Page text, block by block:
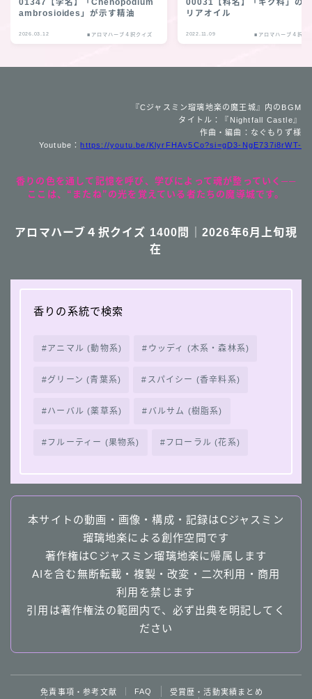
Follow Me
01347【学名】「Chenopodium
ambrosioides」が示す精油
2026.03.12 ■アロマハーブ４択クイズ
00031【科名】「キク科」の
リアオイル
2022.11.09 ■アロマハーブ４択ク
『Cジャスミン瑠璃地楽の魔王城』内のBGM
タイトル：『Nightfall Castle』
作曲・編曲：なぐもりず様
Youtube： https://youtu.be/KlyrFHAv5Co?si=gD3-NgE737i8rWT-
香りの色を通して記憶を呼び、学びによって魂が整っていく──
ここは、“またね”の光を覚えている者たちの魔導城です。
アロマハーブ４択クイズ 1400問｜2026年6月上旬現
在
香りの系統で検索
アニマル (動物系) ウッディ (木系・森林系)
グリーン (青葉系) スパイシー (香辛料系)
ハーバル (薬草系) バルサム (樹脂系)
フルーティー (果物系) フローラル (花系)
本サイトの動画・画像・構成・記録はCジャスミン
瑠璃地楽による創作空間です
著作権はCジャスミン瑠璃地楽に帰属します
AIを含む無断転載・複製・改変・二次利用・商用
利用を禁じます
引用は著作権法の範囲内で、必ず出典を明記してく
ださい
免責事項・参考文献 FAQ 受賞歴・活動実績まとめ
４択クイズ動画へ